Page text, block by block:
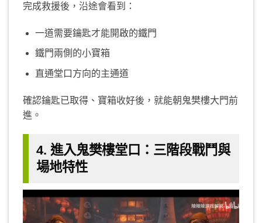
完成救援後，沿途會看到：
一道需要鑰匙才能開啟的鐵門
鐵門兩側的小寶箱
直通堂口方向的主通道
確認鑰匙已取得、寶箱收好後，就能朝鬼樊樓大門前
進。
4. 進入鬼樊樓堂口：三階段戰鬥與
場地特性